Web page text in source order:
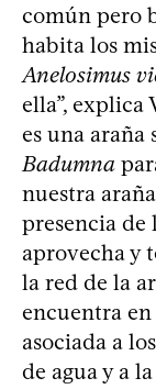
común pero
habita los
Anelosimus
ella”, explica
es una araña
Badumna
nuestra
presencia de
aprovecha y
la red de la
encuentra
asociada a
de agua y a